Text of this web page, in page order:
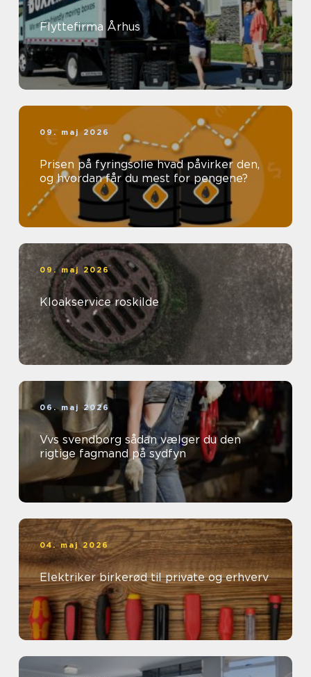
Flyttefirma Århus
09. maj 2026
Prisen på fyringsolie hvad påvirker den,
og hvordan får du mest for pengene?
09. maj 2026
Kloakservice roskilde
06. maj 2026
Vvs svendborg sådan vælger du den
rigtige fagmand på sydfyn
04. maj 2026
Elektriker birkerød til private og erhverv